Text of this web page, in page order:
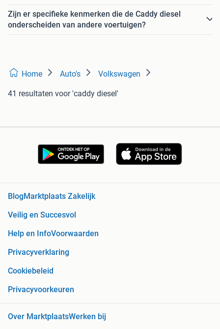
Zijn er specifieke kenmerken die de Caddy diesel
onderscheiden van andere voertuigen?
Home Auto's Volkswagen
41 resultaten voor 'caddy diesel'
BlogMarktplaats Zakelijk
Veilig en Succesvol
Help en InfoVoorwaarden
Privacyverklaring
Cookiebeleid
Privacyvoorkeuren
Over MarktplaatsWerken bij